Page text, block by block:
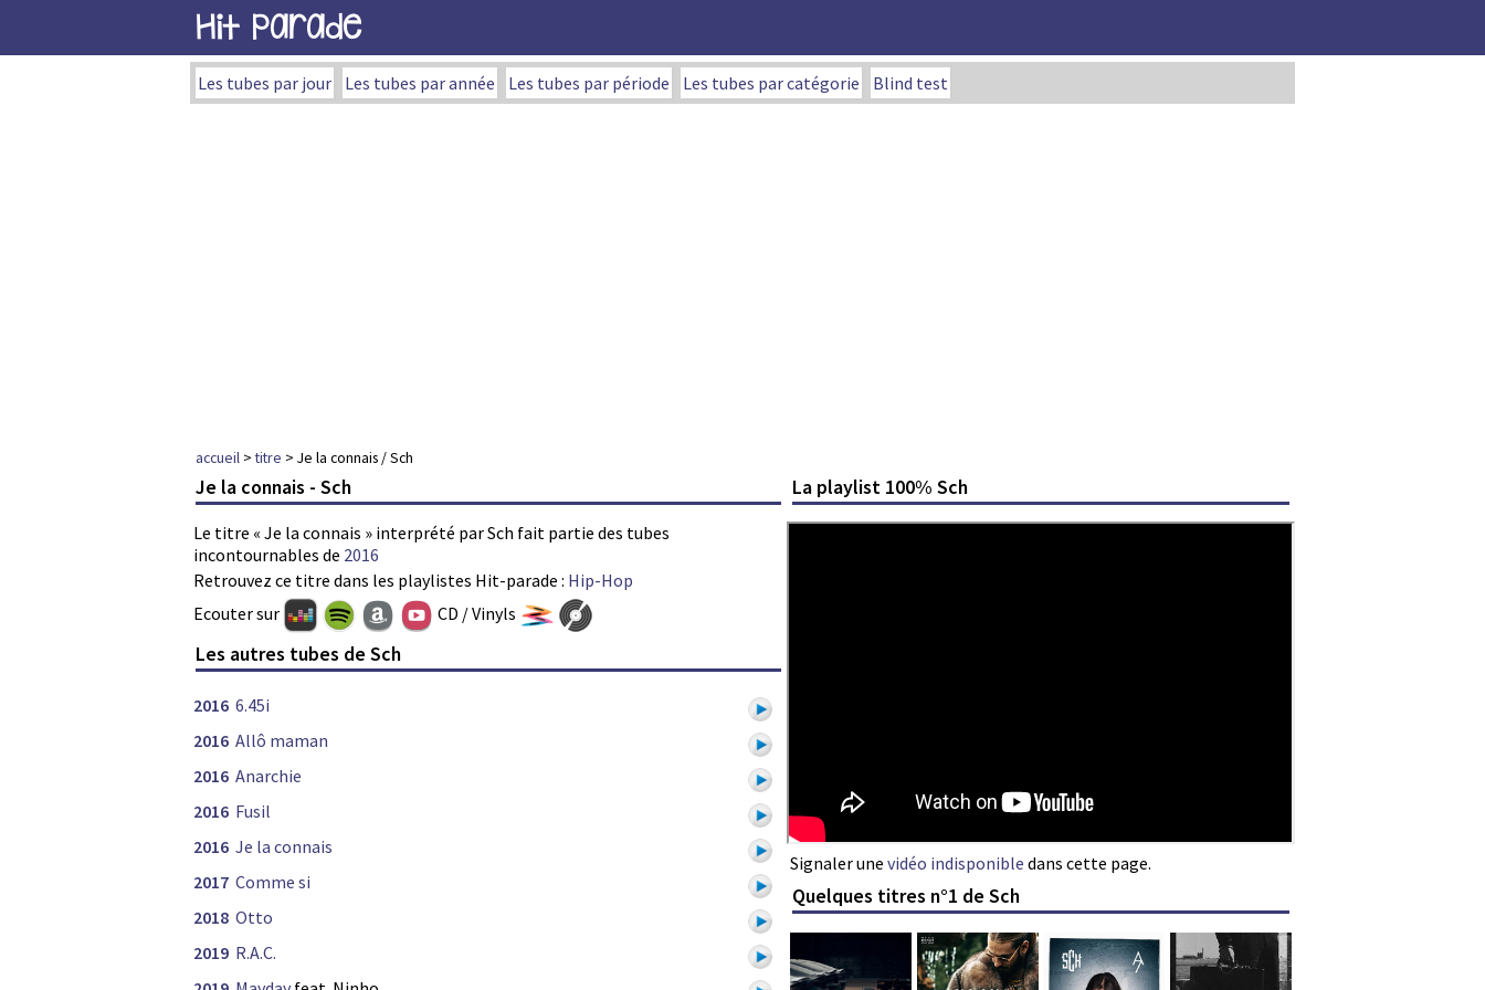
Hit Parade
Les tubes par jour Les tubes par année Les tubes par période Les tubes par catégorie Blind test
accueil >titre > Je la connais / Sch
Je la connais - Sch
Le titre « Je la connais » interprété par Sch fait partie des tubes
incontournables de 2016
Retrouvez ce titre dans les playlistes Hit-parade : Hip-Hop
La playlist 100% Sch
Signaler une vidéo indisponible dans cette page.
Ecouter sur CD / Vinyls
Les autres tubes de Sch
2016 6.45i
2016 Allô maman
2016 Anarchie
2016 Fusil
2016 Je la connais
2017 Comme si
2018 Otto
2019 R.A.C.
Quelques titres n°1 de Sch